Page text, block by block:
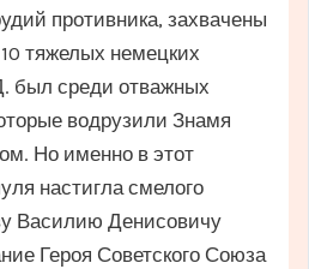
противника, захвачены
тяжелых немецких
был среди отважных
водрузили Знамя
Но именно в этот
настигла смелого
Василию Денисовичу
Героя Советского Союза